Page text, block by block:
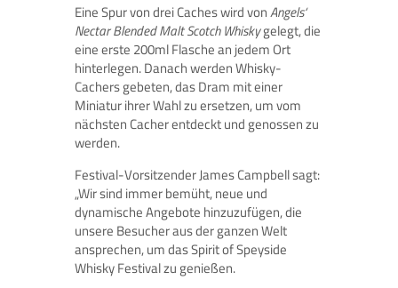
Eine Spur von drei Caches wird vonAngels‘
Nectar Blended Malt Scotch Whiskygelegt, die
eine erste 200ml Flasche an jedem Ort
hinterlegen. Danach werden Whisky-
Cachers gebeten, das Dram mit einer
Miniatur ihrer Wahl zu ersetzen, um vom
nächsten Cacher entdeckt und genossen zu
werden.
Festival-Vorsitzender James Campbell sagt:
„Wir sind immer bemüht, neue und
dynamische Angebote hinzuzufügen, die
unsere Besucher aus der ganzen Welt
ansprechen, um das Spirit of Speyside
Whisky Festival zu genießen.